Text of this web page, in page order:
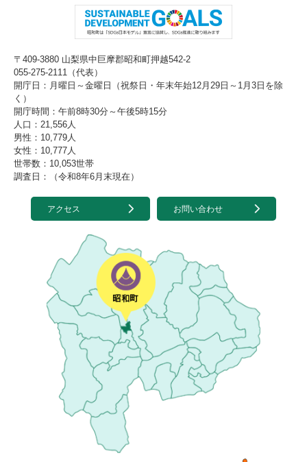
〒409-3880 山梨県中巨摩郡昭和町押越542-2
055-275-2111（代表）
開庁日：月曜日～金曜日（祝祭日・年末年始12月29日～1月3日を除
く）
開庁時間：午前8時30分～午後5時15分
人口：21,556人
男性：10,779人
女性：10,777人
世帯数：10,053世帯
調査日：（令和8年6月末現在）
アクセス お問い合わせ